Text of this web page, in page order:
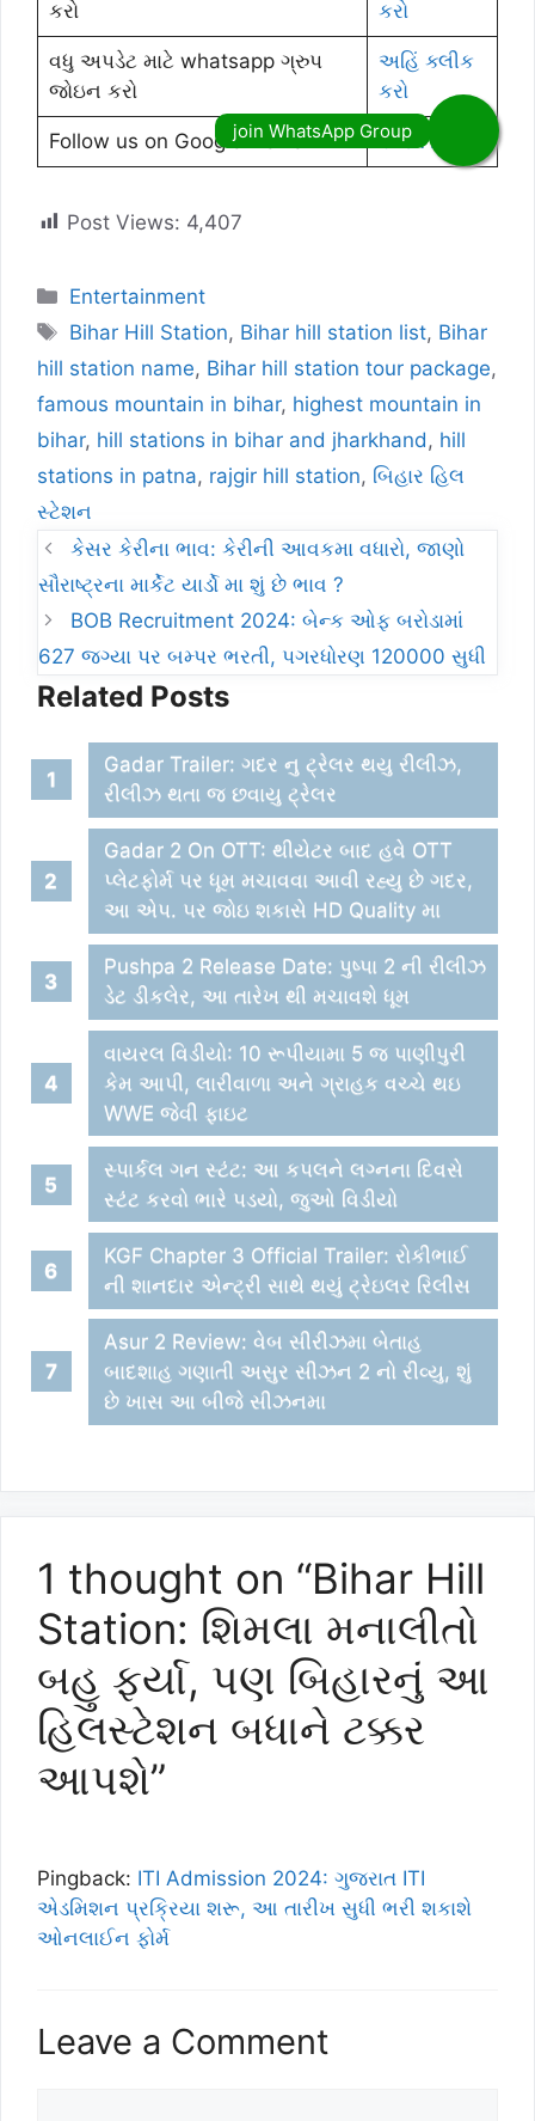
કરો કરો
વધુ અપડેટ માટે whatsapp ગ્રુપ
જોઇન કરો
અહિં ક્લીક
કરો
Follow us on Google News Click here
Post Views: 4,407
Categories
Entertainment
Tags
Bihar Hill Station, Bihar hill station list, Bihar
hill station name, Bihar hill station tour package,
famous mountain in bihar, highest mountain in
bihar, hill stations in bihar and jharkhand , hill
stations in patna, rajgir hill station, બિહાર હિલ
સ્ટેશન
કેસર કેરીના ભાવ: કેરીની આવકમા વધારો, જાણો
સૌરાષ્ટ્રના માર્કેટ યાર્ડો મા શું છે ભાવ ?
BOB Recruitment 2024: બેન્ક ઓફ બરોડામાં
627 જગ્યા પર બમ્પર ભરતી, પગરધોરણ 120000 સુધી
Related Posts
Gadar Trailer: ગદર નુ ટ્રેલર થયુ રીલીઝ,
રીલીઝ થતા જ છવાયુ ટ્રેલર
Gadar 2 On OTT: થીયેટર બાદ હવે OTT
પ્લેટફોર્મ પર ધૂમ મચાવવા આવી રહ્યુ છે ગદર,
આ એપ. પર જોઇ શકાસે HD Quality મા
Pushpa 2 Release Date: પુષ્પા 2 ની રીલીઝ
ડેટ ડીકલેર, આ તારેખ થી મચાવશે ધૂમ
વાયરલ વિડીયો: 10 રૂપીયામા 5 જ પાણીપુરી
કેમ આપી, લારીવાળા અને ગ્રાહક વચ્ચે થઇ
WWE જેવી ફાઇટ
સ્પાર્કલ ગન સ્ટંટ: આ કપલને લગ્નના દિવસે
સ્ટંટ કરવો ભારે પડયો, જુઓ વિડીયો
KGF Chapter 3 Official Trailer: રોકીભાઈ
ની શાનદાર એન્ટ્રી સાથે થયું ટ્રેઇલર રિલીસ
Asur 2 Review: વેબ સીરીઝમા બેતાહ
બાદશાહ ગણાતી અસુર સીઝન 2 નો રીવ્યુ, શું
છે ખાસ આ બીજે સીઝનમા
1 thought on “Bihar Hill
Station: શિમલા મનાલીતો
બહુ ફર્યા, પણ બિહારનું આ
હિલસ્ટેશન બધાને ટક્કર
આપશે”
Pingback: ITI Admission 2024: ગુજરાત ITI
એડમિશન પ્રક્રિયા શરૂ, આ તારીખ સુધી ભરી શકાશે
ઓનલાઈન ફોર્મ
Leave a Comment